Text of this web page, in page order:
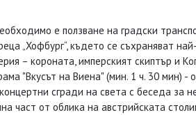
е ползване на градски
„Хофбург“, където се съхраняват
– короната, имперският скиптър и
"Вкусът на Виена" (мин. 1 ч. 30
сгради на света с беседа за
част от облика на австрийската